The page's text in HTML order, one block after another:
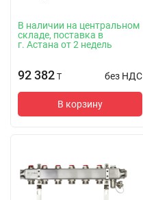
В наличии на центральном
складе, поставка в
г. Астана от 2 недель
92 382 T без НДС
В корзину